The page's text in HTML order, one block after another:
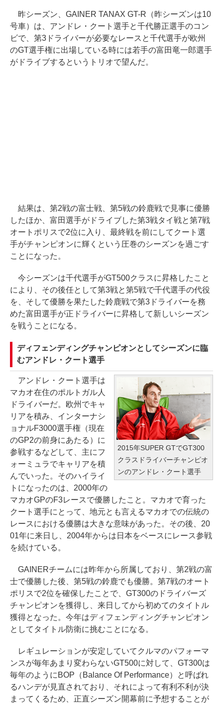
昨シーズン、GAINER TANAX GT-R（昨シーズンは10
号車）は、アンドレ・クート選手と千代勝正選手のコン
ビで、第3ドライバーが必要なレースと千代選手が欧州
のGT選手権に出場している時には若手の富田竜一郎選手
がドライブするというトリオで望んだ。
結果は、第2戦の富士戦、第5戦の鈴鹿戦で見事に優勝
したほか、富田選手がドライブした第3戦タイ戦と第7戦
オートポリスで2位に入り、最終戦を前にしてクート選
手がチャンピオンに輝くという圧巻のシーズンを過ごす
ことになった。
今シーズンは千代選手がGT500クラスに昇格したこと
により、その後任として第3戦と第5戦で千代選手の代役
を、そして優勝を果たした鈴鹿戦で第3ドライバーを務
めた富田選手が正ドライバーに昇格して新しいシーズン
を戦うことになる。
ディフェンディングチャンピオンとしてシーズンに臨
むアンドレ・クート選手
2015年SUPER GTでGT300
クラスドライバーチャンピオ
ンのアンドレ・クート選手
アンドレ・クート選手は
マカオ在住のポルトガル人
ドライバーだ。欧州でキャ
リアを積み、インターナシ
ョナルF3000選手権（現在
のGP2の前身にあたる）に
参戦するなどして、主にフ
ォーミュラでキャリアを積
んでいった。そのハイライ
トになったのは、2000年の
マカオGPのF3レースで優勝したこと。マカオで育った
クート選手にとって、地元とも言えるマカオでの伝統の
レースにおける優勝は大きな意味があった。その後、20
01年に来日し、2004年からは日本をベースにレース参戦
を続けている。
GAINERチームには昨年から所属しており、第2戦の富
士で優勝した後、第5戦の鈴鹿でも優勝。第7戦のオート
ポリスで2位を確保したことで、GT300のドライバーズ
チャンピオンを獲得し、来日してから初めてのタイトル
獲得となった。今年はディフェンディングチャンピオン
としてタイトル防衛に挑むことになる。
レギュレーションが安定していてクルマのパフォーマ
ンスが毎年あまり変わらないGT500に対して、GT300は
毎年のようにBOP（Balance Of Performance）と呼ばれ
るハンデが見直されており、それによって有利不利が決
まってくるため、正直シーズン開幕前に予想することが